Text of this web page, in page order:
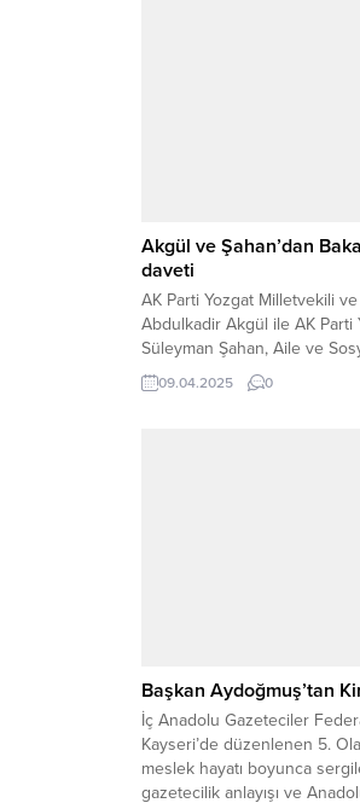
Akgül ve Şahan’dan
daveti
AK Parti Yozgat Milletvekili
Abdulkadir Akgül ile AK Parti
Süleyman Şahan, Aile ve
Mahinur Özdemir Göktaş’ı
Yozgat’a yapılacak
09.04.2025 0
Başkan Aydoğmuş’tan
İç Anadolu Gazeteciler
Kayseri’de düzenlenen 5.
meslek hayatı boyunca
gazetecilik anlayışı ve